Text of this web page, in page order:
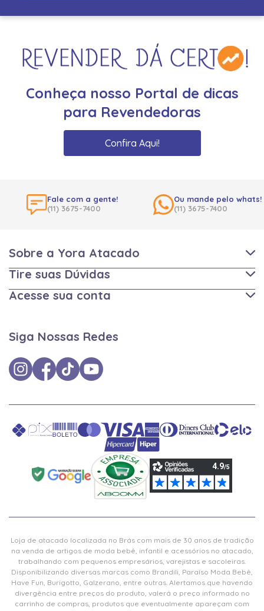
Conheça nosso Portal de dicas
para Revendedoras
Confira Aqui!
Fale com a gente!
(11) 3675-7400
Ou mande pelo whats!
(11) 3675-7400
Sobre a Yora Atacado
Tire suas Dúvidas
Acesse sua conta
Siga Nossas Redes
Loja de atacado localizada no Brás com mais de 30 anos de tradição
na venda de artigos de moda bebê, infantil e acessórios no atacado,
trabalhando com pequenos empresários, varejistas e sacoleiras.
Disponibilizando diversas marcas como Brandili, Paraíso Moda Bebê,
Have Fun, Burigotto, Galzerano, entre outras. Alertamos que havendo
divergência entre preços do produto, valerá o preço informado no
carrinho de compras, produtos que eventualmente apareçam com